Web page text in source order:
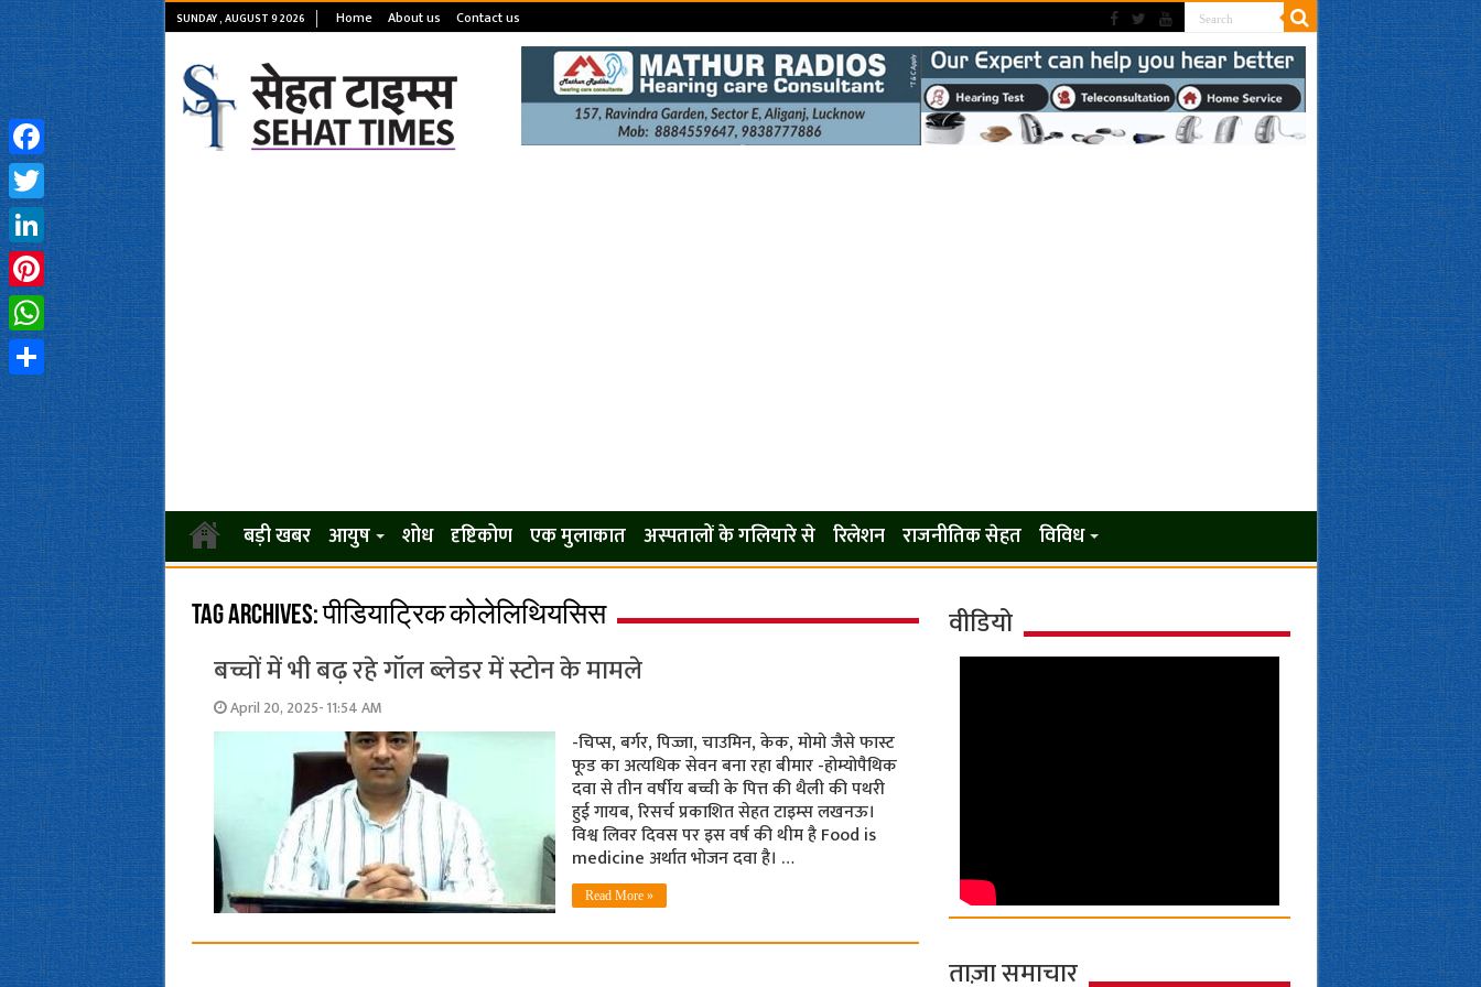
SUNDAY , AUGUST 9 2026 Home About us Contact us
बड़ी खबर आयुष शोध दृष्टिकोण एक मुलाकात अस्पतालों के गलियारे से रिलेशन राजनीतिक सेहत विविध
Tag Archives:पीडियाट्रिक कोलेलिथियसिस
बच्चों में भी बढ़ रहे गॉल ब्लेडर में स्टोन के मामले
April 20, 2025- 11:54 AM
-चिप्स, बर्गर, पिज्जा, चाउमिन, केक, मोमो जैसे फास्ट
फूड का अत्यधिक सेवन बना रहा बीमार -होम्योपैथिक
दवा से तीन वर्षीय बच्ची के पित्त की थैली की पथरी
हुई गायब, रिसर्च प्रकाशित सेहत टाइम्स लखनऊ।
विश्व लिवर दिवस पर इस वर्ष की थीम है Food is
medicine अर्थात भोजन दवा है। …
Read More »
वीडियो
ताज़ा समाचार
Facebook
Twitter
LinkedIn
Pinterest
WhatsApp
Share